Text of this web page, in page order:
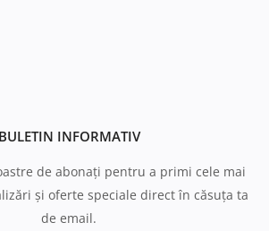
BULETIN INFORMATIV
de abonați pentru a primi cele mai
și oferte speciale direct în căsuța ta
de email.